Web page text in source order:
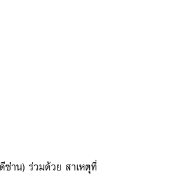
ซ่าน) ร่วมด้วย สาเหตุที่